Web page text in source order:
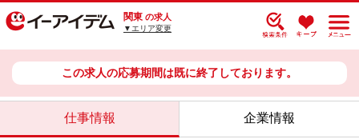
関東 の求人
▼エリア変更
この求人の応募期間は既に終了しております。
仕事情報 企業情報